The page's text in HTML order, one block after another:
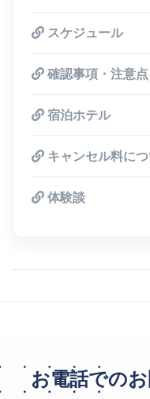
スケジュール
確認事項・注意点
宿泊ホテル
キャンセル料に
体験談
お電話での